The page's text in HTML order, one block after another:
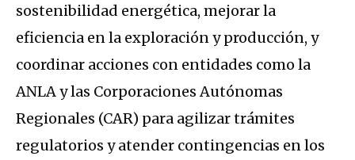
sostenibilidad energética, mejorar la
eficiencia en la exploración y producción, y
coordinar acciones con entidades como la
ANLA y las Corporaciones Autónomas
Regionales (CAR) para agilizar trámites
regulatorios y atender contingencias en los